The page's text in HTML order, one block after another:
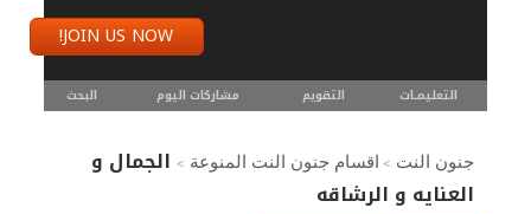
JOIN US NOW!
التعليمـــات التقويم مشاركات اليوم البحث
جنون النت > اقسام جنون النت المنوعة > الجمال و
العنايه و الرشاقه